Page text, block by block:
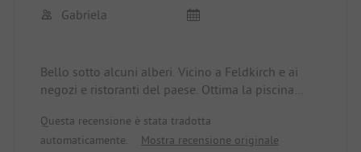
Gabriela
Bello sotto alcuni alberi. Vicino a Feldkirch e ai
negozi e ristoranti del paese. Ottima la piscina
gratuiti per il centro di Feldkirch. Le docce sono
vecchie, un po' squallide e piccole. Poche docce.
Questa recensione è stata tradotta
automaticamente.
Mostra recensione originale